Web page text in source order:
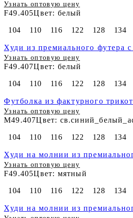
Узнать оптовую цену
F49.405Цвет: белый
104 110 116 122 128 134
Худи из премиального футера
Узнать оптовую цену
F49.407Цвет: белый
104 110 116 122 128 134
Футболка из фактурного
Узнать оптовую цену
M49.407Цвет:
104 110 116 122 128 134
Худи на молнии из
Узнать оптовую цену
F49.405Цвет: мятный
104 110 116 122 128 134
Худи на молнии из